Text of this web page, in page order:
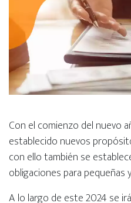
Con el comienzo del nuevo
establecido nuevos
con ello también se
obligaciones para pequeñas
A lo largo de este 2024 se